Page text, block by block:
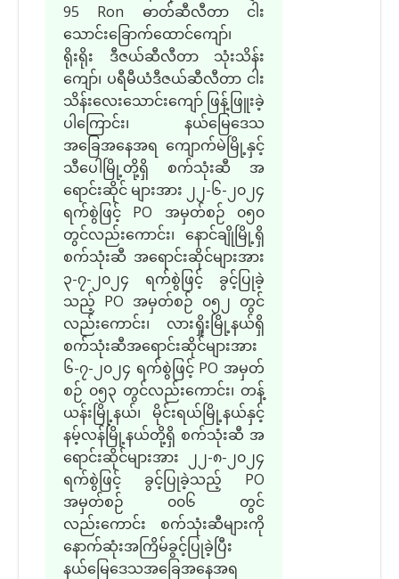
95 Ron ဓာတ်ဆီလီတာ ငါး
သောင်းခြောက်ထောင်ကျော်၊
ရိုးရိုး ဒီဇယ်ဆီလီတာ သုံးသိန်း
ကျော်၊ ပရီမီယံဒီဇယ်ဆီလီတာ ငါး
သိန်းလေးသောင်းကျော် ဖြန့်ဖြူးခဲ့
ပါကြောင်း၊ နယ်မြေဒေသ
အခြေအနေအရ ကျောက်မဲမြို့နှင့်
သီပေါမြို့တို့ရှိ စက်သုံးဆီ အ
ရောင်းဆိုင် များအား ၂၂-၆-၂၀၂၄
ရက်စွဲဖြင့် PO အမှတ်စဉ် ၀၅၀
တွင်လည်းကောင်း၊ နောင်ချိုမြို့ရှိ
စက်သုံးဆီ အရောင်းဆိုင်များအား
၃-၇-၂၀၂၄ ရက်စွဲဖြင့် ခွင့်ပြုခဲ့
သည့် PO အမှတ်စဉ် ၀၅၂ တွင်
လည်းကောင်း၊ လားရှိုးမြို့နယ်ရှိ
စက်သုံးဆီအရောင်းဆိုင်များအား
၆-၇-၂၀၂၄ ရက်စွဲဖြင့် PO အမှတ်
စဉ် ၀၅၃ တွင်လည်းကောင်း၊ တန့်
ယန်းမြို့နယ်၊ မိုင်းရယ်မြို့နယ်နှင့်
နမ့်လန်မြို့နယ်တို့ရှိ စက်သုံးဆီ အ
ရောင်းဆိုင်များအား ၂၂-၈-၂၀၂၄
ရက်စွဲဖြင့် ခွင့်ပြုခဲ့သည့် PO
အမှတ်စဉ် ၀၀၆ တွင်
လည်းကောင်း စက်သုံးဆီများကို
နောက်ဆုံးအကြိမ်ခွင့်ပြုခဲ့ပြီး
နယ်မြေဒေသအခြေအနေအရ